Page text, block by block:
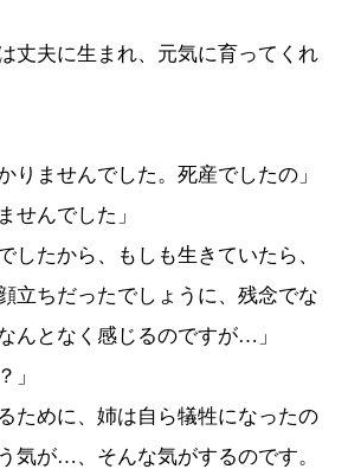
丈夫に生まれ、元気に育ってくれ
りませんでした。死産でしたの」
せんでした」
したから、もしも生きていたら、
立ちだったでしょうに、残念でな
んとなく感じるのですが…」
」
ために、姉は自ら犠牲になったの
気が…、そんな気がするのです。